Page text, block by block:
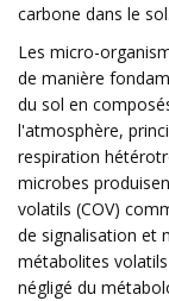
carbone dans le sol.
Les micro-
de manière
du sol en
l'atmosphère,
respiration
microbes
volatils (COV)
de signalisation et
métabolites
négligé du